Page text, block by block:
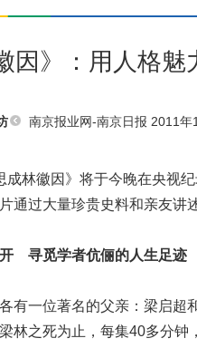
因》：用人格魅
南京报业网-南京日报 2011
徽因》将于今晚在央视纪
通过大量珍贵史料和亲友讲
寻觅学者伉俪的人生足迹
一位著名的父亲：梁启超
林之死为止，每集40多分钟